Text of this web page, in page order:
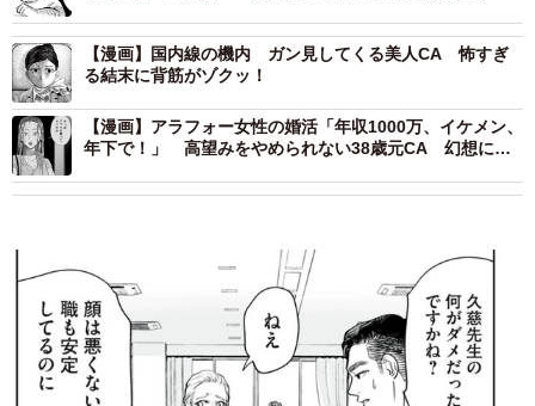
【漫画】国内線の機内 ガン見してくる美人CA 怖すぎ
る結末に背筋がゾクッ！
【漫画】アラフォー女性の婚活「年収1000万、イケメン、
年下で！」 高望みをやめられない38歳元CA 幻想に弄